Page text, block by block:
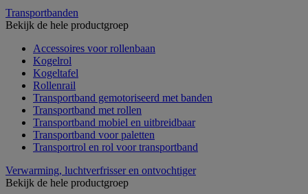
Transportbanden
Bekijk de hele productgroep
Accessoires voor rollenbaan
Kogelrol
Kogeltafel
Rollenrail
Transportband gemotoriseerd met banden
Transportband met rollen
Transportband mobiel en uitbreidbaar
Transportband voor paletten
Transportrol en rol voor transportband
Verwarming, luchtverfrisser en ontvochtiger
Bekijk de hele productgroep